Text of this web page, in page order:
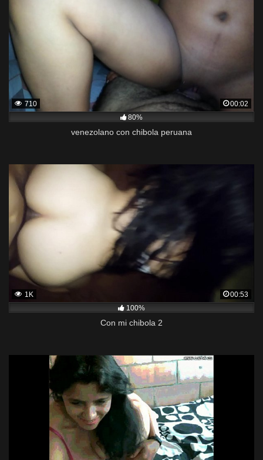
710
00:02
80%
venezolano con chibola peruana
1K
00:53
100%
Con mi chibola 2